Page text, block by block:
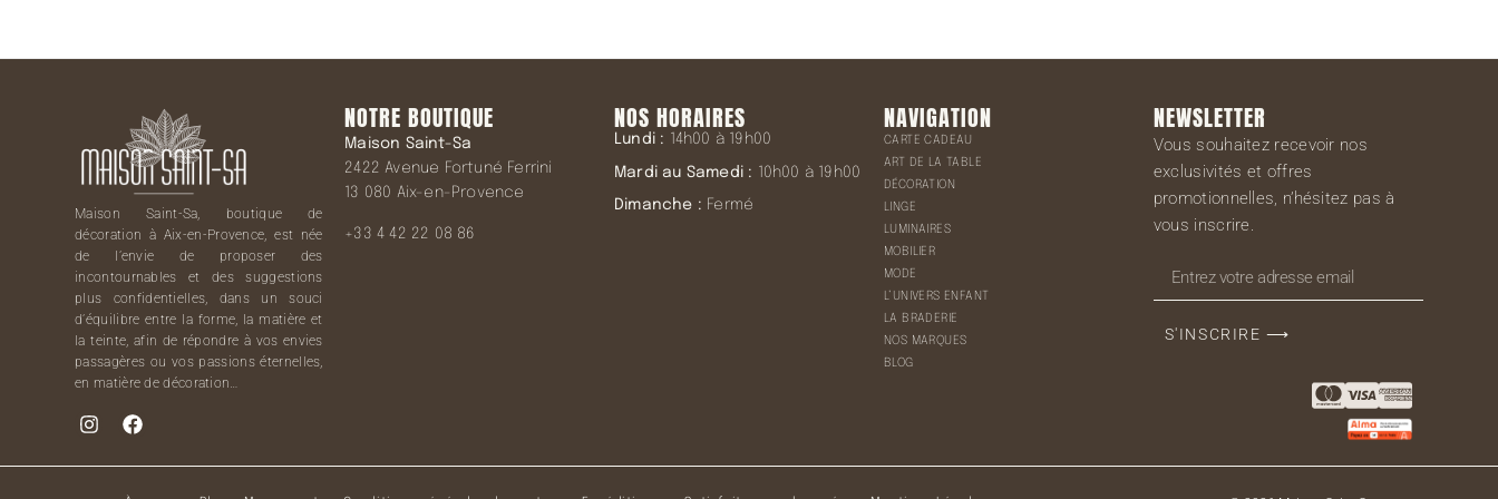
Maison Saint-Sa, boutique de
décoration à Aix-en-Provence, est née
de l’envie de proposer des
incontournables et des suggestions
plus confidentielles, dans un souci
d’équilibre entre la forme, la matière et
la teinte, afin de répondre à vos envies
passagères ou vos passions éternelles,
en matière de décoration…
NOTRE BOUTIQUE
Maison Saint-Sa
2422 Avenue Fortuné Ferrini
13 080 Aix-en-Provence
+33 4 42 22 08 86
NOS HORAIRES
Lundi : 14h00 à 19h00
Mardi au Samedi : 10h00 à 19h00
Dimanche : Fermé
NAVIGATION
CARTE CADEAU
ART DE LA TABLE
DÉCORATION
LINGE
LUMINAIRES
MOBILIER
MODE
L’UNIVERS ENFANT
LA BRADERIE
NOS MARQUES
BLOG
NEWSLETTER
Vous souhaitez recevoir nos
exclusivités et offres
promotionnelles, n’hésitez pas à
vous inscrire.
S'INSCRIRE ⟶